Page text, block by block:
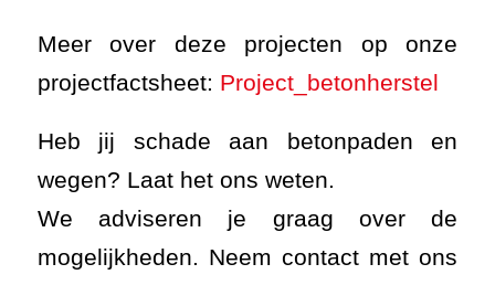
Meer over deze projecten op onze
projectfactsheet: Project_betonherstel
Heb jij schade aan betonpaden en
wegen? Laat het ons weten.
We adviseren je graag over de
mogelijkheden. Neem contact met ons